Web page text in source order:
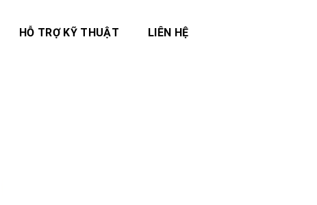
HỖ TRỢ KỸ THUẬT LIÊN HỆ